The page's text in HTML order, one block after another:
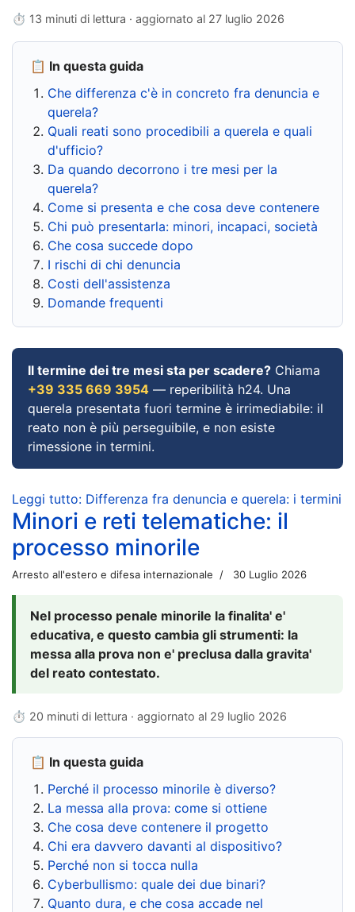
⏱ 13 minuti di lettura · aggiornato al 27 luglio 2026
📋 In questa guida
Che differenza c'è in concreto fra denuncia e
querela?
Quali reati sono procedibili a querela e quali
d'ufficio?
Da quando decorrono i tre mesi per la
querela?
Come si presenta e che cosa deve contenere
Chi può presentarla: minori, incapaci, società
Che cosa succede dopo
I rischi di chi denuncia
Costi dell'assistenza
Domande frequenti
Il termine dei tre mesi sta per scadere? Chiama
+39 335 669 3954 — reperibilità h24. Una
querela presentata fuori termine è irrimediabile: il
reato non è più perseguibile, e non esiste
rimessione in termini.
Leggi tutto: Differenza fra denuncia e querela: i termini
Minori e reti telematiche: il
processo minorile
Arresto all'estero e difesa internazionale 30 Luglio 2026
Nel processo penale minorile la finalita' e'
educativa, e questo cambia gli strumenti: la
messa alla prova non e' preclusa dalla gravita'
del reato contestato.
⏱ 20 minuti di lettura · aggiornato al 29 luglio 2026
📋 In questa guida
Perché il processo minorile è diverso?
La messa alla prova: come si ottiene
Che cosa deve contenere il progetto
Chi era davvero davanti al dispositivo?
Perché non si tocca nulla
Cyberbullismo: quale dei due binari?
Quanto dura, e che cosa accade nel